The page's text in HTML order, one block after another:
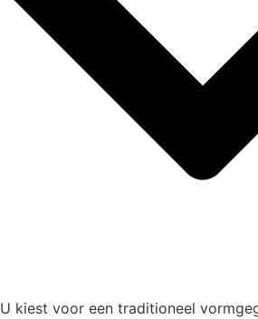
U kiest voor een traditioneel